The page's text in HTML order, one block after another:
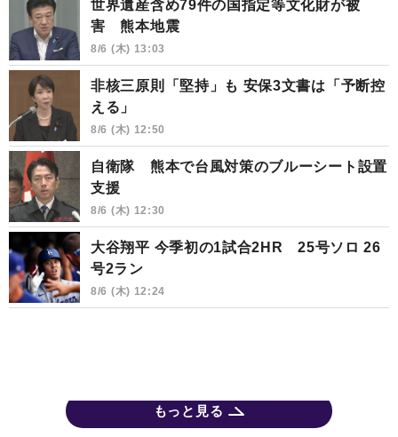
世界遺産含め79件の国指定等文化財が被
害 熊本地震
8/6 (木) 13:03
非核三原則「堅持」も 安保3文書は「予断控
える」
8/6 (木) 12:50
自衛隊 熊本で台風対策のブルーシート設置
支援
8/6 (木) 12:30
大谷翔平 今季初の1試合2HR 25号ソロ 26
号2ラン
8/6 (木) 12:24
もっと見る